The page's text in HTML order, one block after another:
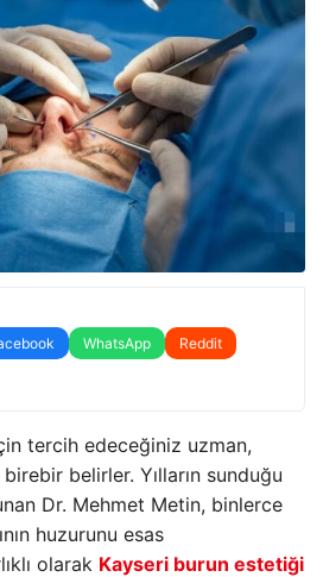
WhatsApp
Reddit
tercih edeceğiniz uzman,
belirler. Yılların sunduğu
Dr. Mehmet Metin, binlerce
huzurunu esas
olarak Kayseri burun estetiği